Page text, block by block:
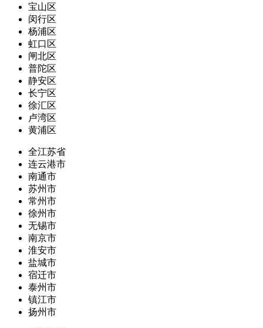
宝山区
闵行区
杨浦区
虹口区
闸北区
普陀区
静安区
长宁区
徐汇区
卢湾区
黄浦区
全江苏省
连云港市
南通市
苏州市
常州市
徐州市
无锡市
南京市
淮安市
盐城市
宿迁市
泰州市
镇江市
扬州市